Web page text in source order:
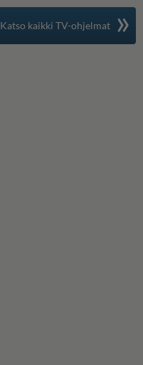
Katso kaikki TV-ohjelmat »